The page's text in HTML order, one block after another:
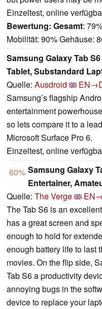
Einzeltest, online
Bewertung: Gesamt:
Mobilität: 90% Gehäuse:
Samsung Galaxy Tab
Tablet, Substandard
Quelle: Ausdroid
Samsung’s flagship
entertainment
so lets compare it to a
Microsoft Surface Pro 6.
Einzeltest, online
60% Samsung Galaxy
Entertainer,
Quelle: The Verge
The Tab S6 is an
has a great screen and
enough to hold for
enough battery life to last
movies. On the flip side,
Tab S6 a productivity
annoying bugs in the
device to replace your